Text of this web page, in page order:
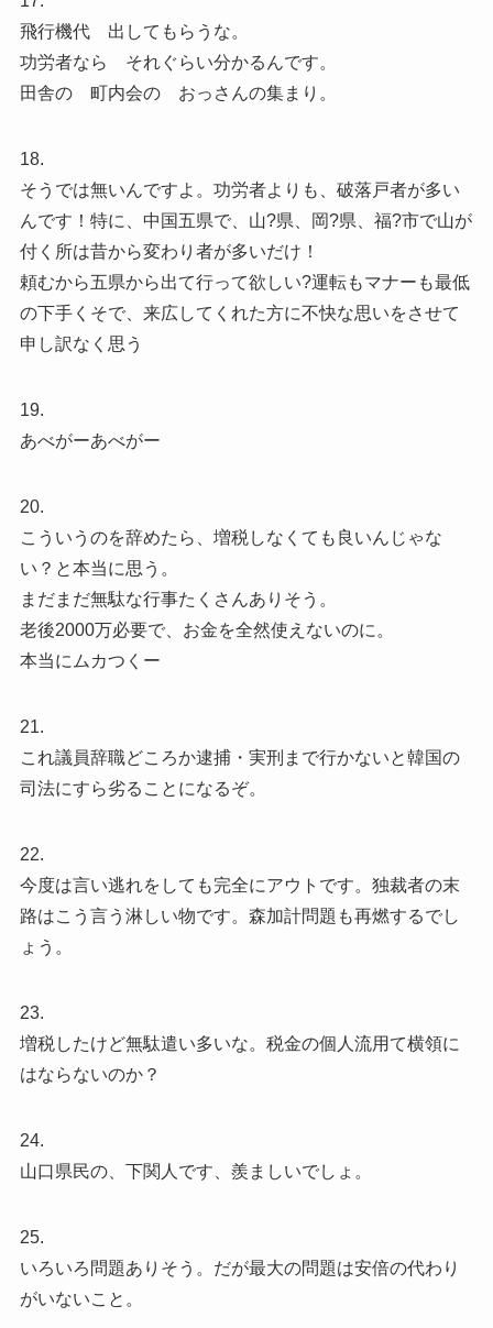
飛行機代 出してもらうな。
功労者なら それぐらい分かるんです。
田舎の 町内会の おっさんの集まり。
18.
そうでは無いんですよ。功労者よりも、破落戸者が多い
んです！特に、中国五県で、山?県、岡?県、福?市で山が
付く所は昔から変わり者が多いだけ！
頼むから五県から出て行って欲しい?運転もマナーも最低
の下手くそで、来広してくれた方に不快な思いをさせて
申し訳なく思う
19.
あべがーあべがー
20.
こういうのを辞めたら、増税しなくても良いんじゃな
い？と本当に思う。
まだまだ無駄な行事たくさんありそう。
老後2000万必要で、お金を全然使えないのに。
本当にムカつくー
21.
これ議員辞職どころか逮捕・実刑まで行かないと韓国の
司法にすら劣ることになるぞ。
22.
今度は言い逃れをしても完全にアウトです。独裁者の末
路はこう言う淋しい物です。森加計問題も再燃するでし
ょう。
23.
増税したけど無駄遣い多いな。税金の個人流用て横領に
はならないのか？
24.
山口県民の、下関人です、羨ましいでしょ。
25.
いろいろ問題ありそう。だが最大の問題は安倍の代わり
がいないこと。